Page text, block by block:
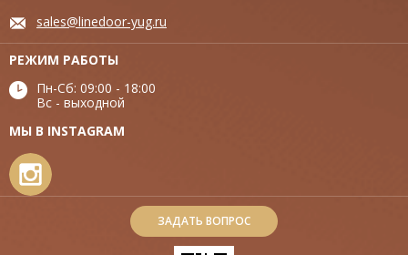
sales@linedoor-yug.ru
РЕЖИМ РАБОТЫ
Пн-Сб: 09:00 - 18:00
Вс - выходной
МЫ В INSTAGRAM
ЗАДАТЬ ВОПРОС